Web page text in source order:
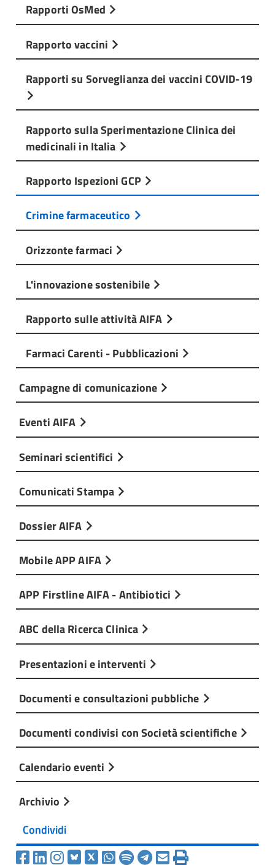
Rapporti OsMed
Rapporto vaccini
Rapporti su Sorveglianza dei vaccini COVID-19
Rapporto sulla Sperimentazione Clinica dei
medicinali in Italia
Rapporto Ispezioni GCP
Crimine farmaceutico
Orizzonte farmaci
L'innovazione sostenibile
Rapporto sulle attività AIFA
Farmaci Carenti - Pubblicazioni
Campagne di comunicazione
Eventi AIFA
Seminari scientifici
Comunicati Stampa
Dossier AIFA
Mobile APP AIFA
APP Firstline AIFA - Antibiotici
ABC della Ricerca Clinica
Presentazioni e interventi
Documenti e consultazioni pubbliche
Documenti condivisi con Società scientifiche
Calendario eventi
Archivio
Condividi